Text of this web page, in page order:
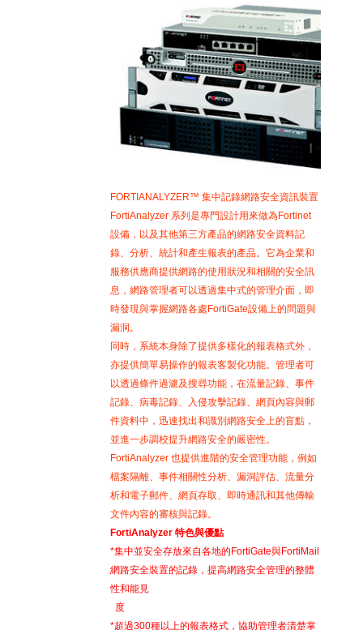
FORTIANALYZER™ 集中記錄網路安全資訊裝置
FortiAnalyzer 系列是專門設計用來做為Fortinet
設備，以及其他第三方產品的網路安全資料記
錄、分析、統計和產生報表的產品。它為企業和
服務供應商提供網路的使用狀況和相關的安全訊
息，網路管理者可以透過集中式的管理介面，即
時發現與掌握網路各處FortiGate設備上的問題與
漏洞。
同時，系統本身除了提供多樣化的報表格式外，
亦提供簡單易操作的報表客製化功能。管理者可
以透過條件過濾及搜尋功能，在流量記錄、事件
記錄、病毒記錄、入侵攻擊記錄、網頁內容與郵
件資料中，迅速找出和識別網路安全上的盲點，
並進一步調校提升網路安全的嚴密性。
FortiAnalyzer 也提供進階的安全管理功能，例如
檔案隔離、事件相關性分析、漏洞評估、流量分
析和電子郵件、網頁存取、即時通訊和其他傳輸
文件內容的審核與記錄。
FortiAnalyzer 特色與優點
*集中並安全存放來自各地的FortiGate與FortiMail
網路安全裝置的記錄，提高網路安全管理的整體
性和能見
度
*超過300種以上的報表格式，協助管理者清楚掌